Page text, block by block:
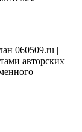
060509.ru |
авторских